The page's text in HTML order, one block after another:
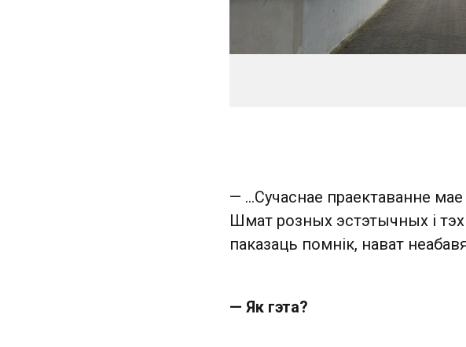
— …Сучаснае праектаванне
Шмат розных эстэтычных і
паказаць помнік, нават
— Як гэта?